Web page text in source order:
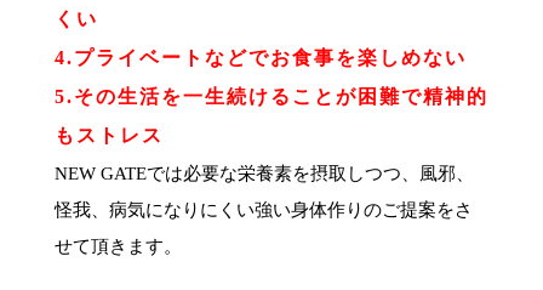
くい
4.プライベートなどでお食事を楽しめない
5.その生活を一生続けることが困難で精神的
もストレス
NEW GATEでは必要な栄養素を摂取しつつ、風邪、
怪我、病気になりにくい強い身体作りのご提案をさ
せて頂きます。